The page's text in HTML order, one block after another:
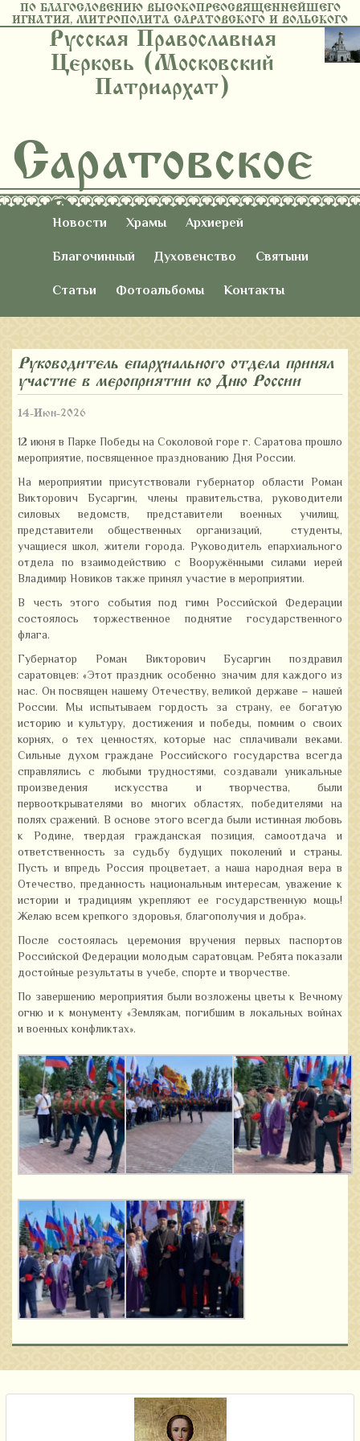
ПО БЛАГОСЛОВЕНИЮ ВЫСОКОПРЕОСВЯЩЕННЕЙШЕГО
ИГНАТИЯ, МИТРОПОЛИТА САРАТОВСКОГО И ВОЛЬСКОГО
Русская Православная
Церковь (Московский
Патриархат)
Саратовское
Восточное
Благочиние
Новости Храмы
Архиерей
Благочинный
Духовенство
Святыни
Статьи
Фотоальбомы Контакты
Руководитель епархиального отдела принял
участие в мероприятии ко Дню России
14-Июн-2026
12 июня в Парке Победы на Соколовой горе г. Саратова прошло
мероприятие, посвященное празднованию Дня России.
На мероприятии присутствовали губернатор области Роман
Викторович Бусаргин, члены правительства, руководители
силовых ведомств, представители военных училищ,
представители общественных организаций, студенты,
учащиеся школ, жители города. Руководитель епархиального
отдела по взаимодействию с Вооружёнными силами иерей
Владимир Новиков также принял участие в мероприятии.
В честь этого события под гимн Российской Федерации
состоялось торжественное поднятие государственного
флага.
Губернатор Роман Викторович Бусаргин поздравил
саратовцев: «Этот праздник особенно значим для каждого из
нас. Он посвящен нашему Отечеству, великой державе – нашей
России. Мы испытываем гордость за страну, ее богатую
историю и культуру, достижения и победы, помним о своих
корнях, о тех ценностях, которые нас сплачивали веками.
Сильные духом граждане Российского государства всегда
справлялись с любыми трудностями, создавали уникальные
произведения искусства и творчества, были
первооткрывателями во многих областях, победителями на
полях сражений. В основе этого всегда были истинная любовь
к Родине, твердая гражданская позиция, самоотдача и
ответственность за судьбу будущих поколений и страны.
Пусть и впредь Россия процветает, а наша народная вера в
Отечество, преданность национальным интересам, уважение к
истории и традициям укрепляют ее государственную мощь!
Желаю всем крепкого здоровья, благополучия и добра».
После состоялась церемония вручения первых паспортов
Российской Федерации молодым саратовцам. Ребята показали
достойные результаты в учебе, спорте и творчестве.
По завершению мероприятия были возложены цветы к Вечному
огню и к монументу «Землякам, погибшим в локальных войнах
и военных конфликтах».